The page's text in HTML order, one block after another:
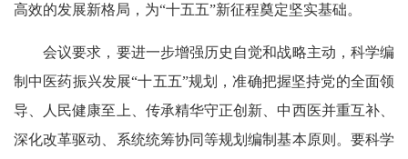
高效的发展新格局，为“十五五”新征程奠定坚实基础。
会议要求，要进一步增强历史自觉和战略主动，科学编
制中医药振兴发展“十五五”规划，准确把握坚持党的全面领
导、人民健康至上、传承精华守正创新、中西医并重互补、
深化改革驱动、系统统筹协同等规划编制基本原则。要科学